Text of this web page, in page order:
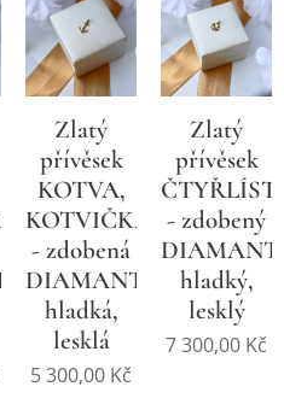
Zlatý
přívěsek
KOTVA,
KOTVIČKA
- zdobená
DIAMANTEM,
hladká,
lesklá
5 300,00 Kč
Zlatý
přívěsek
- zdobený
hladký,
lesklý
7 300,00 Kč